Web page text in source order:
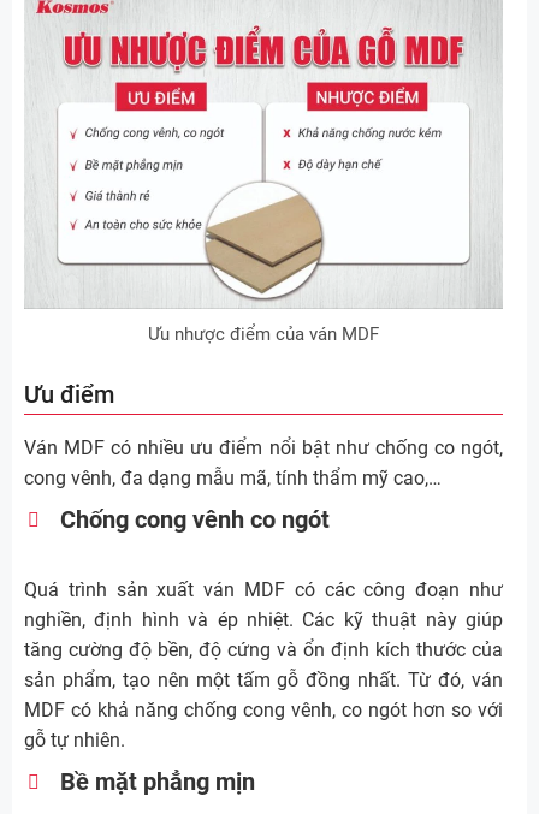
Ưu nhược điểm của ván MDF
Ưu điểm
Ván MDF có nhiều ưu điểm nổi bật như chống co ngót,
cong vênh, đa dạng mẫu mã, tính thẩm mỹ cao,…
Chống cong vênh co ngót
Quá trình sản xuất ván MDF có các công đoạn như
nghiền, định hình và ép nhiệt. Các kỹ thuật này giúp
tăng cường độ bền, độ cứng và ổn định kích thước của
sản phẩm, tạo nên một tấm gỗ đồng nhất. Từ đó, ván
MDF có khả năng chống cong vênh, co ngót hơn so với
gỗ tự nhiên.
Bề mặt phẳng mịn